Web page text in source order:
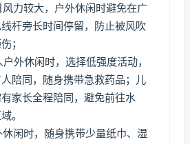
力较大，户外休闲时避免在广
杆旁长时间停留，防止被风吹
；
外休闲时，选择低强度活动，
陪同，随身携带急救药品；儿
家长全程陪同，避免前往水
。
闲时，随身携带少量纸巾、湿